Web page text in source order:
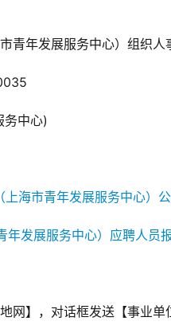
青年发展服务中心）组织
务中心)
上海市青年发展服务中心）
年发展服务中心）应聘人员
网】，对话框发送【事业